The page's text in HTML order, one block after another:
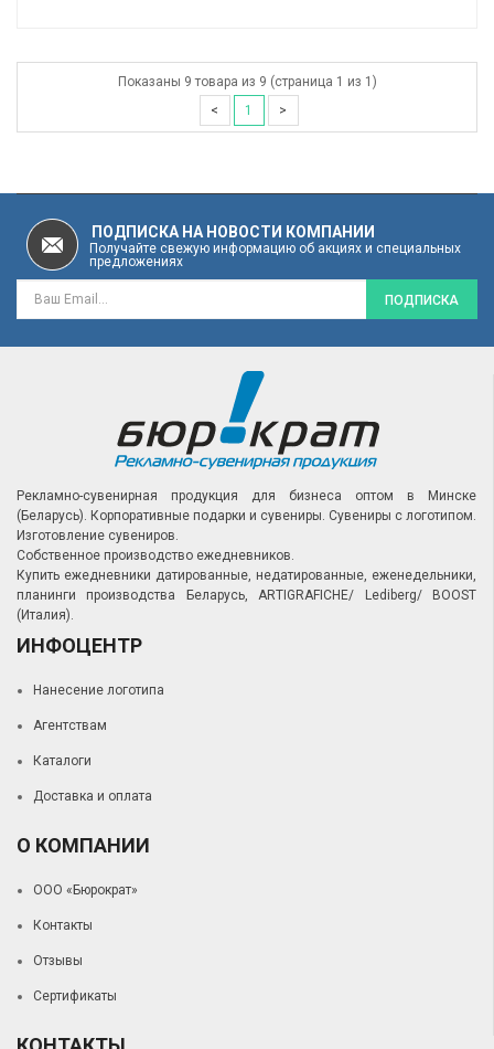
Показаны 9 товара из 9 (страница 1 из 1)
<
1 >
ПОДПИСКА НА НОВОСТИ КОМПАНИИ
Получайте свежую информацию об акциях и специальных
предложениях
ПОДПИСКА
Рекламно-сувенирная продукция для бизнеса оптом в Минске
(Беларусь). Корпоративные подарки и сувениры. Сувениры с логотипом.
Изготовление сувениров.
Собственное производство ежедневников.
Купить ежедневники датированные, недатированные, еженедельники,
планинги производства Беларусь, ARTIGRAFICHE/ Lediberg/ BOOST
(Италия).
ИНФОЦЕНТР
Нанесение логотипа
Агентствам
Каталоги
Доставка и оплата
О КОМПАНИИ
ООО «Бюрократ»
Контакты
Отзывы
Сертификаты